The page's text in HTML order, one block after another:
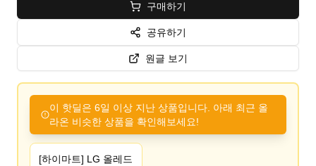
구매하기
공유하기
원글 보기
이 핫딜은 6일 이상 지난 상품입니다. 아래 최근 올
라온 비슷한 상품을 확인해보세요!
[하이마트] LG 올레드